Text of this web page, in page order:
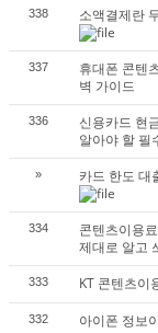
338 소액결제란
337
휴대폰 콘텐
벽 가이드
336
신용카드 현
알아야 할 필
» 카드 한도 대
334
콘텐츠이용
제대로 알고
333 KT 콘텐츠이
332 아이폰 정보